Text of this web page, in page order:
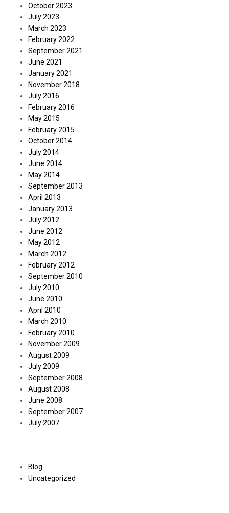
October 2023
July 2023
March 2023
February 2022
September 2021
June 2021
January 2021
November 2018
July 2016
February 2016
May 2015
February 2015
October 2014
July 2014
June 2014
May 2014
September 2013
April 2013
January 2013
July 2012
June 2012
May 2012
March 2012
February 2012
September 2010
July 2010
June 2010
April 2010
March 2010
February 2010
November 2009
August 2009
July 2009
September 2008
August 2008
June 2008
September 2007
July 2007
Blog
Uncategorized